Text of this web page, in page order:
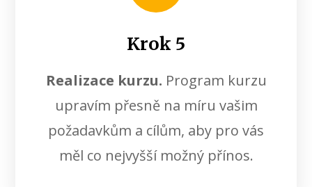
Krok 5
Realizace kurzu. Program kurzu
upravím přesně na míru vašim
požadavkům a cílům, aby pro vás
měl co nejvyšší možný přínos.